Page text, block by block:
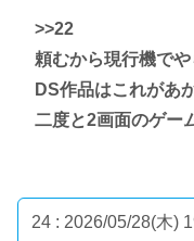
>>22
頼むから現行機で
DS作品はこれがあ
二度と2画面のゲー
24 : 2026/05/28(木)